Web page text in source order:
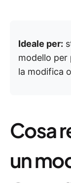
Ideale per:
modello per
la modifica
Cosa
un